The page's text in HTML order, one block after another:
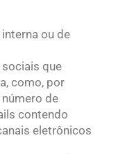
ou de
que
como, por
de
contendo
eletrônicos